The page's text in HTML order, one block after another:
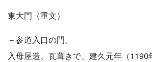
東大門（重文）
－参道入口の門。
入母屋造、瓦葺きで、建久元年（1190